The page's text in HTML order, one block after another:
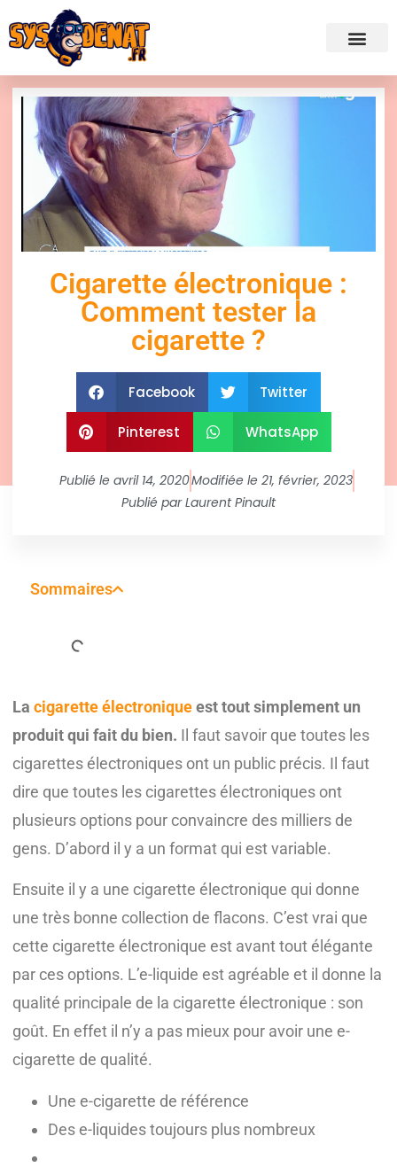
Cigarette électronique :
Comment tester la
cigarette ?
Facebook Twitter
Pinterest WhatsApp
Publié le avril 14, 2020Modifiée le 21, février, 2023
Publié parLaurent Pinault
Sommaires
La cigarette électroniqueest tout simplement un
produit qui fait du bien. Il faut savoir que toutes les
cigarettes électroniques ont un public précis. Il faut
dire que toutes les cigarettes électroniques ont
plusieurs options pour convaincre des milliers de
gens. D’abord il y a un format qui est variable.
Ensuite il y a une cigarette électronique qui donne
une très bonne collection de flacons. C’est vrai que
cette cigarette électronique est avant tout élégante
par ces options. L’e-liquide est agréable et il donne la
qualité principale de la cigarette électronique : son
goût. En effet il n’y a pas mieux pour avoir une e-
cigarette de qualité.
Une e-cigarette de référence
Des e-liquides toujours plus nombreux